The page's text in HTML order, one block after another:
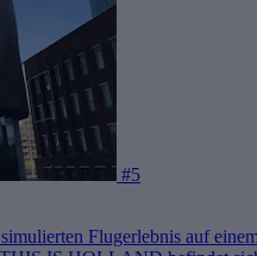
#5
Flugerlebnis auf